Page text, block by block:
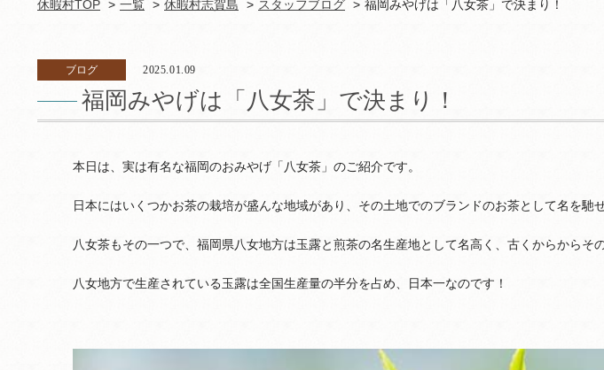
休暇村TOP 一覧 休暇村志賀島 スタッフブログ 福岡みやげは「八女茶」で決まり！
ブログ 2025.01.09
福岡みやげは「八女茶」で決まり！
本日は、実は有名な福岡のおみやげ「八女茶」のご紹介です。
日本にはいくつかお茶の栽培が盛んな地域があり、その土地でのブランドのお茶として名を馳
八女茶もその一つで、福岡県八女地方は玉露と煎茶の名生産地として名高く、古くからからそ
八女地方で生産されている玉露は全国生産量の半分を占め、日本一なのです！